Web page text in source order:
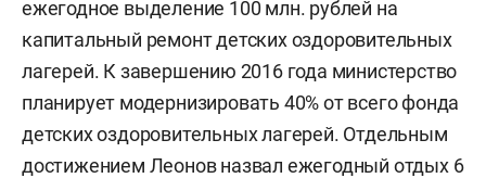
ежегодное выделение 100 млн. рублей на
капитальный ремонт детских оздоровительных
лагерей. К завершению 2016 года министерство
планирует модернизировать 40% от всего фонда
детских оздоровительных лагерей. Отдельным
достижением Леонов назвал ежегодный отдых 6